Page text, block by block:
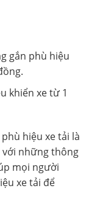
gắn phù hiệu
khiển xe từ 1
hiệu xe tải là
với những thông
mọi người
xe tải để